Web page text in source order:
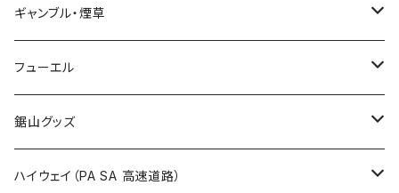
ROUTE700～799号線
ROUTE 600～699号線
ROUTE 700～799号線
ROUTE 600～699号線
ROUTE 700～799号線
ステッカー
福島県
茨城県
栃木県
群馬県
LIVE配信禁止
撮影禁止
ギャンブル・煙草
ホテルキーホルダー
たばこ・禁煙ステッカー
フューエル
ステッカー
鋸山グッズ
Tシャツ
ハイウェイ（PA SA 高速道路）